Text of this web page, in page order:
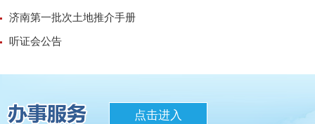
济南第一批次土地推介手册
听证会公告
点击进入